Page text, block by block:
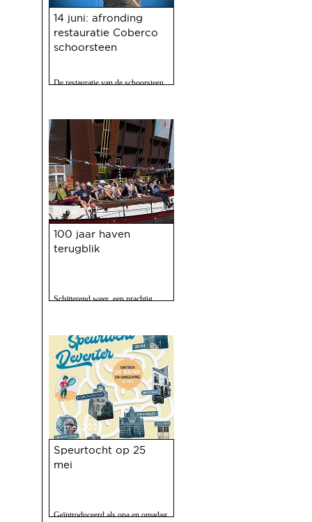
14 juni: afronding
restauratie Coberco
schoorsteen
De restauratie van de schoorsteen
21 mei 2025
100 jaar haven
terugblik
Schitterend weer, een prachtig
op 10 mei jl. van 100 jaar Haven
was een ongekend succes.
13 mei 2025
Speurtocht op 25
mei
Geïntroduceerd als opa en omadag